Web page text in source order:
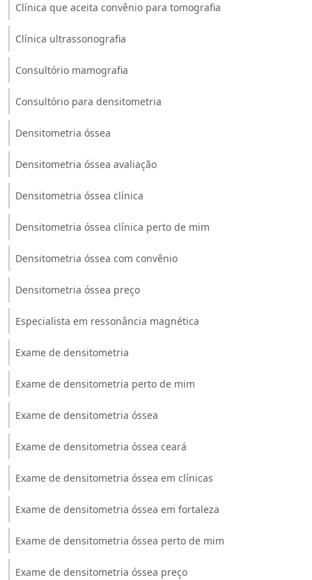
Clínica que aceita convênio para tomografia
Clínica ultrassonografia
Consultório mamografia
Consultório para densitometria
Densitometria óssea
Densitometria óssea avaliação
Densitometria óssea clínica
Densitometria óssea clínica perto de mim
Densitometria óssea com convênio
Densitometria óssea preço
Especialista em ressonância magnética
Exame de densitometria
Exame de densitometria perto de mim
Exame de densitometria óssea
Exame de densitometria óssea ceará
Exame de densitometria óssea em clínicas
Exame de densitometria óssea em fortaleza
Exame de densitometria óssea perto de mim
Exame de densitometria óssea preço